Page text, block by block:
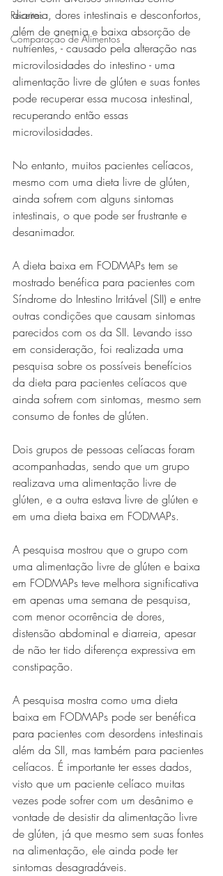
Receitas
Comparação de Alimentos
diarreia, dores intestinais e desconfortos,
além de anemia e baixa absorção de
nutrientes, - causado pela alteração nas
microvilosidades do intestino - uma
alimentação livre de glúten e suas fontes
pode recuperar essa mucosa intestinal,
recuperando então essas
microvilosidades.
No entanto, muitos pacientes celíacos,
mesmo com uma dieta livre de glúten,
ainda sofrem com alguns sintomas
intestinais, o que pode ser frustrante e
desanimador.
A dieta baixa em FODMAPs tem se
mostrado benéfica para pacientes com
Síndrome do Intestino Irritável (SII) e entre
outras condições que causam sintomas
parecidos com os da SII. Levando isso
em consideração, foi realizada uma
pesquisa sobre os possíveis benefícios
da dieta para pacientes celíacos que
ainda sofrem com sintomas, mesmo sem
consumo de fontes de glúten.
Dois grupos de pessoas celíacas foram
acompanhadas, sendo que um grupo
realizava uma alimentação livre de
glúten, e a outra estava livre de glúten e
em uma dieta baixa em FODMAPs.
A pesquisa mostrou que o grupo com
uma alimentação livre de glúten e baixa
em FODMAPs teve melhora significativa
em apenas uma semana de pesquisa,
com menor ocorrência de dores,
distensão abdominal e diarreia, apesar
de não ter tido diferença expressiva em
constipação.
A pesquisa mostra como uma dieta
baixa em FODMAPs pode ser benéfica
para pacientes com desordens intestinais
além da SII, mas também para pacientes
celíacos. É importante ter esses dados,
visto que um paciente celíaco muitas
vezes pode sofrer com um desânimo e
vontade de desistir da alimentação livre
de glúten, já que mesmo sem suas fontes
na alimentação, ele ainda pode ter
sintomas desagradáveis.